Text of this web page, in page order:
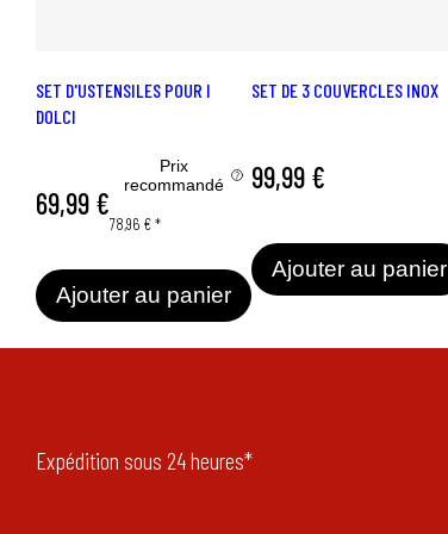
SET D'USTENSILES POUR I
DOLCI
69,99 €
Prix
recommandé
78,96 €*
Ajouter au panier
SET DE 3 COUVERCLES INOX
99,99 €
Ajouter au panier
Expédition sous 24 heures*